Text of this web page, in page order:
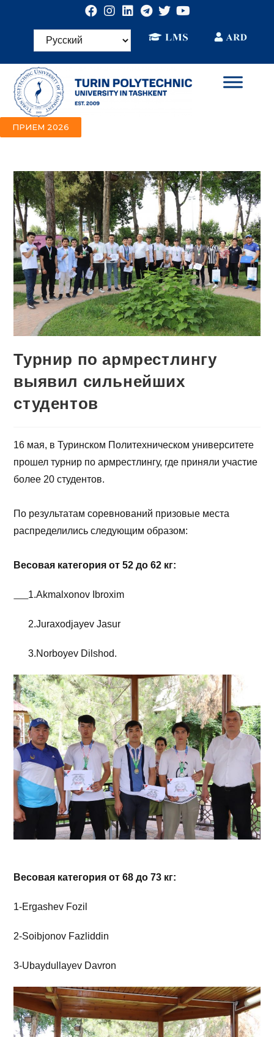
ПРИЕМ 2026
Турнир по армрестлингу
выявил сильнейших
студентов
16 мая, в Туринском Политехническом университете
прошел турнир по армрестлингу, где приняли участие
более 20 студентов.
По результатам соревнований призовые места
распределились следующим образом:
Весовая категория от 52 до 62 кг:
1.Akmalxonov Ibroxim
2.Juraxodjayev Jasur
3.Norboyev Dilshod.
Весовая категория от 68 до 73 кг:
1-Ergashev Fozil
2-Soibjonov Fazliddin
3-Ubaydullayev Davron